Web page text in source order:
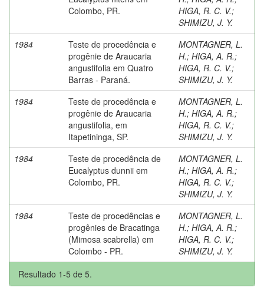
Colombo, PR.
HIGA, R. C. V.;
SHIMIZU, J. Y.
1984
Teste de procedência e
progênie de Araucaria
angustifolia em Quatro
Barras - Paraná.
MONTAGNER, L.
H.; HIGA, A. R.;
HIGA, R. C. V.;
SHIMIZU, J. Y.
1984
Teste de procedência e
progênie de Araucaria
angustifolia, em
Itapetininga, SP.
MONTAGNER, L.
H.; HIGA, A. R.;
HIGA, R. C. V.;
SHIMIZU, J. Y.
1984
Teste de procedência de
Eucalyptus dunnii em
Colombo, PR.
MONTAGNER, L.
H.; HIGA, A. R.;
HIGA, R. C. V.;
SHIMIZU, J. Y.
1984
Teste de procedências e
progênies de Bracatinga
(Mimosa scabrella) em
Colombo - PR.
MONTAGNER, L.
H.; HIGA, A. R.;
HIGA, R. C. V.;
SHIMIZU, J. Y.
Resultado 1-5 de 5.